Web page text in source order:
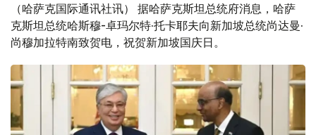
（哈萨克国际通讯社讯） 据哈萨克斯坦总统府消息，哈萨
克斯坦总统哈斯穆-卓玛尔特·托卡耶夫向新加坡总统尚达曼·
尚穆加拉特南致贺电，祝贺新加坡国庆日。